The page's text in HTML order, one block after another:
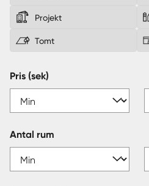
Projekt
Tomt
Pris (sek)
Antal rum